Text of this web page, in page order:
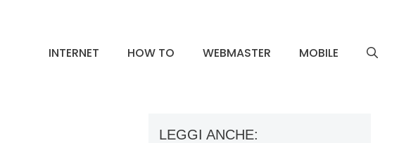
INTERNET HOW TO WEBMASTER MOBILE
LEGGI ANCHE: